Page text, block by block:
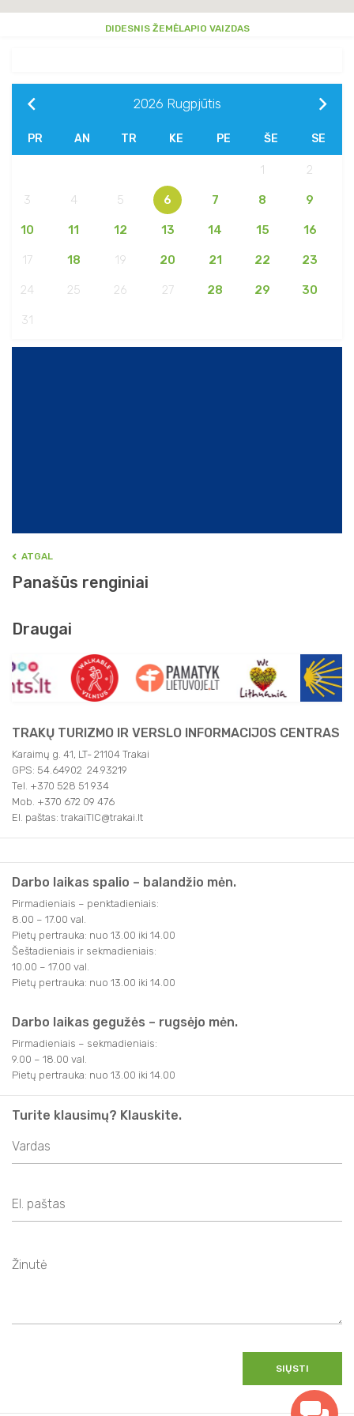
DIDESNIS ŽEMĖLAPIO VAIZDAS
2026 Rugpjūtis
PR AN TR KE PE ŠE SE
1 2
3 4 5 6 7 8 9
10 11 12 13 14 15 16
17 18 19 20 21 22 23
24 25 26 27 28 29 30
31
ATGAL
Panašūs renginiai
Draugai
TRAKŲ TURIZMO IR VERSLO INFORMACIJOS CENTRAS
Karaimų g. 41, LT- 21104 Trakai
GPS: 54.64902 24.93219
Tel. +370 528 51 934
Mob. +370 672 09 476
El. paštas: trakaiTIC@trakai.lt
Darbo laikas spalio – balandžio mėn.
Pirmadieniais – penktadieniais:
8.00 – 17.00 val.
Pietų pertrauka: nuo 13.00 iki 14.00
Šeštadieniais ir sekmadieniais:
10.00 – 17.00 val.
Pietų pertrauka: nuo 13.00 iki 14.00
Darbo laikas gegužės – rugsėjo mėn.
Pirmadieniais – sekmadieniais:
9.00 – 18.00 val.
Pietų pertrauka: nuo 13.00 iki 14.00
Turite klausimų? Klauskite.